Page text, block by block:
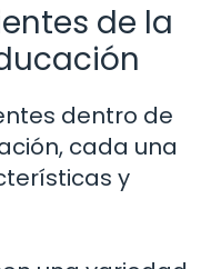
de la
dentro de
cada una
y